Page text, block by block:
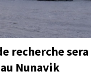
recherche sera
Nunavik